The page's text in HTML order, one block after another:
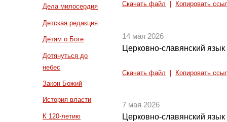
Дела милосердия
Детская редакция
Детям о Боге
Дотянуться до
небес
Закон Божий
История власти
К 120-летию
Скачать файл Копировать
14 мая 2026
Церковно-славянский
Скачать файл Копировать
7 мая 2026
Церковно-славянский